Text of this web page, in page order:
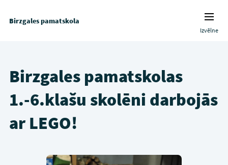
Birzgales pamatskola
Izvēlne
Birzgales pamatskolas
1.-6.klašu skolēni darbojās
ar LEGO!